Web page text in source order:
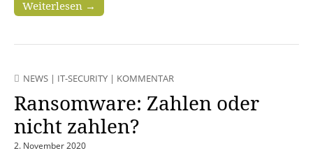
Weiterlesen →
NEWS | IT-SECURITY | KOMMENTAR
Ransomware: Zahlen oder
nicht zahlen?
2. November 2020